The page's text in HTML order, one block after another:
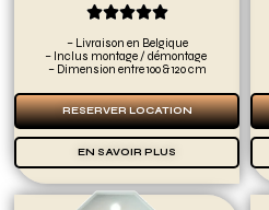

– Livraison en Belgique
– Inclus montage / démontage
– Dimension entre 100 & 120 cm
RESERVER LOCATION
EN SAVOIR PLUS